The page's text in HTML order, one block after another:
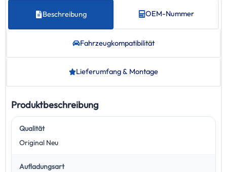
Beschreibung OEM-Nummer
Fahrzeug­kompatibilität
Lieferumfang & Montage
Produktbeschreibung
Qualität
Original Neu
Aufladungsart